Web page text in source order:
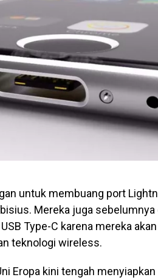
untuk membuang port
Mereka juga
Type-C karena mereka
teknologi wireless.
Eropa kini tengah